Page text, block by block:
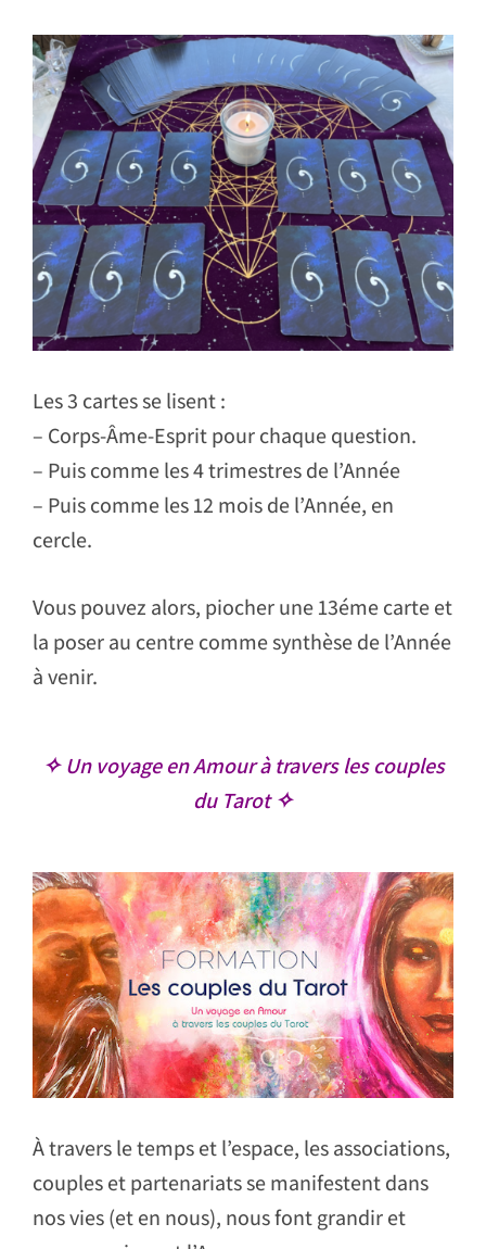
Les 3 cartes se lisent :
– Corps-Âme-Esprit pour chaque question.
– Puis comme les 4 trimestres de l’Année
– Puis comme les 12 mois de l’Année, en
cercle.
Vous pouvez alors, piocher une 13éme carte et
la poser au centre comme synthèse de l’Année
à venir.
✧ Un voyage en Amour à travers les couples
du Tarot ✧
À travers le temps et l’espace, les associations,
couples et partenariats se manifestent dans
nos vies (et en nous), nous font grandir et